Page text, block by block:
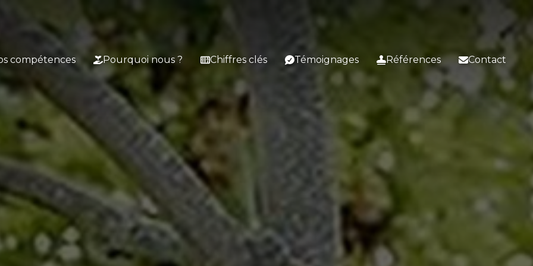
compétences Pourquoi nous ? Chiffres clés Témoignages Références Contact